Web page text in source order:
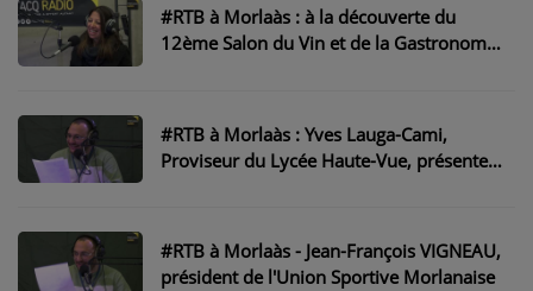
VOS ÉMISSIONS EN IMAGES
ANNONCEURS & ESPACE PRO
LOCATION DE STUDIOS
#RTB à Morlaàs : à la découverte du
12ème Salon du Vin et de la Gastronomie
#RTB à Morlaàs : Yves Lauga-Cami,
Proviseur du Lycée Haute-Vue, présente
#RTB à Morlaàs - Jean-François VIGNEAU,
président de l'Union Sportive Morlanaise